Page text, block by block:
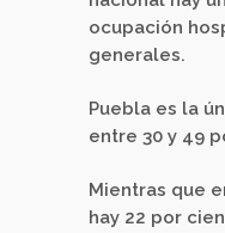
ocupación
generales.
Puebla es la
entre 30 y 49
Mientras que
hay 22 por